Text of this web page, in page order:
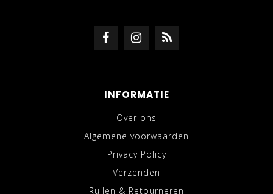
INFORMATIE
Over ons
Algemene voorwaarden
Privacy Policy
Verzenden
Ruilen & Retourneren